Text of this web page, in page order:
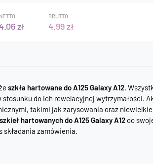
NETTO
zł
BRUTTO
4.99 zł
szkła hartowane do A125 Galaxy A12.
do ich rewelacyjnej wytrzymałości.
takimi jak zarysowania oraz
szkieł hartowanych do A125 Galaxy A12 do
składania zamówienia.